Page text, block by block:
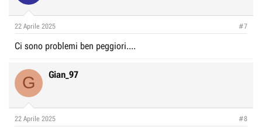
22 Aprile 2025 #7
Ci sono problemi ben peggiori....
G Gian_97
22 Aprile 2025 #8